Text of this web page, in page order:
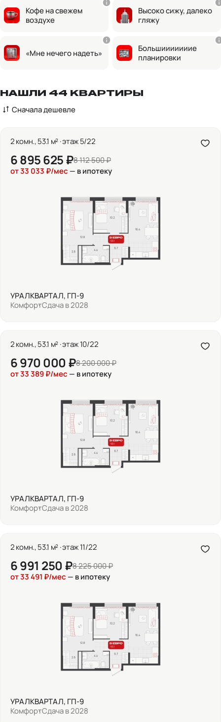
Кофе на свежем
воздухе
Высоко сижу, далеко
гляжу
«Мне нечего надеть»
Большииииииие
планировки
НАШЛИ 44 КВАРТИРЫ
Сначала дешевле
2 комн., 53.1 м² · этаж 5/22
6 895 625 ₽8 112 500 ₽
от 33 033 ₽/мес — в ипотеку
УРАЛКВАРТАЛ, ГП-9
КомфортСдача в 2028
2 комн., 53.1 м² · этаж 10/22
6 970 000 ₽8 200 000 ₽
от 33 389 ₽/мес — в ипотеку
УРАЛКВАРТАЛ, ГП-9
КомфортСдача в 2028
2 комн., 53.1 м² · этаж 11/22
6 991 250 ₽8 225 000 ₽
от 33 491 ₽/мес — в ипотеку
УРАЛКВАРТАЛ, ГП-9
КомфортСдача в 2028